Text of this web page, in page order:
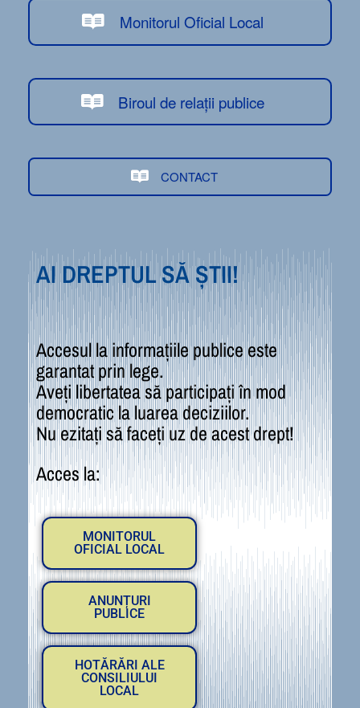
Monitorul Oficial Local
Biroul de relații publice
CONTACT
AI DREPTUL SĂ ȘTII!
Accesul la informațiile publice este
garantat prin lege.
Aveți libertatea să participați în mod
democratic la luarea deciziilor.
Nu ezitați să faceți uz de acest drept!
Acces la:
MONITORUL
OFICIAL LOCAL
ANUNȚURI
PUBLICE
HOTĂRĂRI ALE
CONSILIULUI
LOCAL